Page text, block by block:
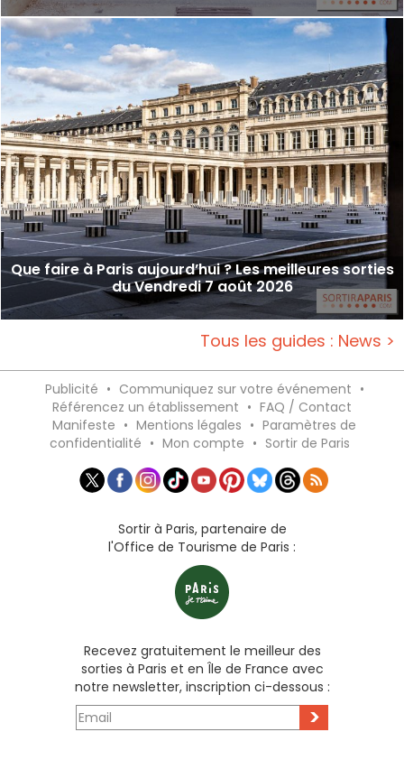
Que faire à Paris aujourd’hui ? Les meilleures sorties
du Vendredi 7 août 2026
Tous les guides : News >
Publicité • Communiquez sur votre événement •
Référencez un établissement • FAQ / Contact
Manifeste • Mentions légales • Paramètres de
confidentialité • Mon compte • Sortir de Paris
Sortir à Paris, partenaire de
l'Office de Tourisme de Paris :
Recevez gratuitement le meilleur des
sorties à Paris et en Île de France avec
notre newsletter, inscription ci-dessous :
>